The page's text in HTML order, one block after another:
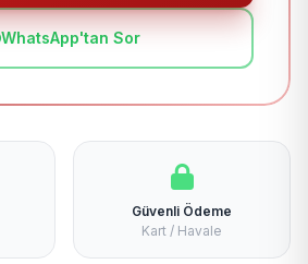
WhatsApp'tan Sor
Güvenli Ödeme
Kart / Havale